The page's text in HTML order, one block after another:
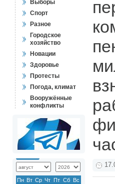
Выборы
Спорт
Разное
Городское
хозяйство
Новации
Здоровье
Протесты
Погода, климат
Вооружённые
конфликты
Пн Вт Ср Чт Пт Сб Вс